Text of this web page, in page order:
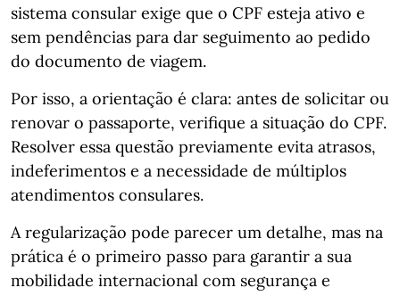
sistema consular exige que o CPF esteja ativo e
sem pendências para dar seguimento ao pedido
do documento de viagem.
Por isso, a orientação é clara: antes de solicitar ou
renovar o passaporte, verifique a situação do CPF.
Resolver essa questão previamente evita atrasos,
indeferimentos e a necessidade de múltiplos
atendimentos consulares.
A regularização pode parecer um detalhe, mas na
prática é o primeiro passo para garantir a sua
mobilidade internacional com segurança e